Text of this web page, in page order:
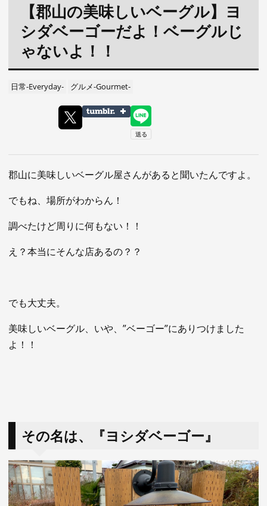
【郡山の美味しいベーグル】ヨ
シダベーゴーだよ！ベーグルじ
ゃないよ！！
日常-Everyday- グルメ-Gourmet-
郡山に美味しいベーグル屋さんがあると聞いたんですよ。
でもね、場所がわからん！
調べたけど周りに何もない！！
え？本当にそんな店あるの？？
でも大丈夫。
美味しいベーグル、いや、”ベーゴー”にありつけました
よ！！
その名は、『ヨシダベーゴー』